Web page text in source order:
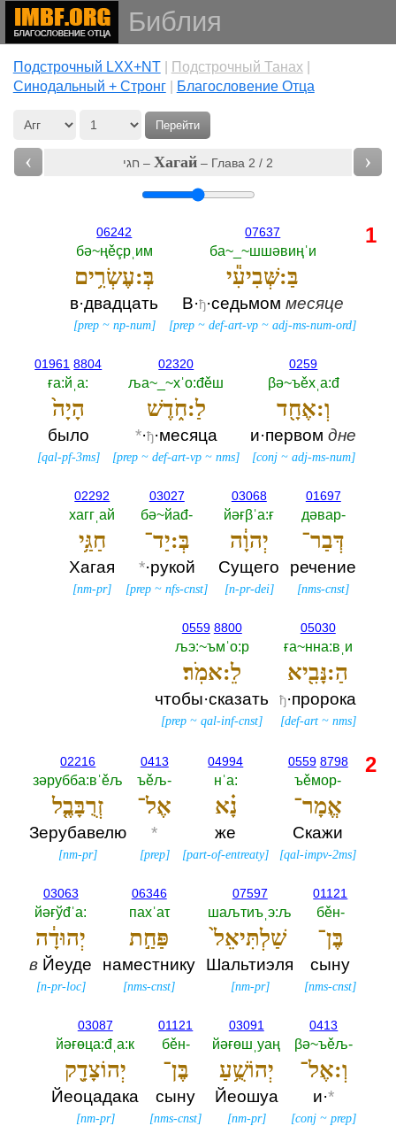
Библия
Подстрочный LXX+NT| Подстрочный Танах
Cинодальный + Стронг| Благословение Отца
Перейти
‹ חגי – Хагай– Глава 2 / 2 ›
07637
ба~_~шшәвиңˈи
בַּ:שְּׁבִיעִ֕י
В·ђ·седьмом месяце
[prep ~def-art-vp ~adj-ms-num-ord]
06242
бә~ңěçрˌим
בְּ:עֶשְׂרִ֥ים
в·двадцать
[prep~ np-num]
0259
βә~ъěхˌа:đ
וְ:אֶחָ֖ד
и·первомдне
[conj~ adj-ms-num]
02320
ља~_~хˈо:đěш
לַ:חֹ֑דֶשׁ
*·ђ·месяца
[prep ~def-art-vp ~nms]
01961 8804
ға:йˌа:‎
הָיָה֙
было
[qal-pf-3ms]
01697
дәвар-‎
דְּבַר־
речение
[nms-cnst]
03068
йәғβˈа:ғ
יְהוָ֔ה
Сущего
[n-pr-dei]
03027
бә~йаđ-‎
בְּ:יַד־
*·рукой
[prep ~nfs-cnst]
02292
хаггˌай
חַגַּ֥י
Хагая
[nm-pr]
05030
ға~нна:вˌи
הַ:נָּבִ֖יא
ђ·пророка
[def-art~ nms]
0559 8800
љэ:~ъмˈо:р
לֵ:אמֹֽר׃
чтобы·сказать
[prep ~qal-inf-cnst]
1
0559 8798
ъěмор-‎
אֱמָר־
Скажи
[qal-impv-2ms]
04994
нˈа:‎
נָ֗א
же
[part-of-entreaty]
0413
ъěљ-‎
אֶל־
*
[prep]
02216
зәрубба:вˈěљ
זְרֻבָּבֶ֤ל
Зерубавелю
[nm-pr]
01121
бěн-‎
בֶּן־
сыну
[nms-cnst]
07597
шаљтиъˌэ:љ
שַׁלְתִּיאֵל֙
Шальтиэля
[nm-pr]
06346
пахˈаτ
פַּחַ֣ת
наместнику
[nms-cnst]
03063
йәғўđˈа:‎
יְהוּדָ֔ה
в Йеуде
[n-pr-loc]
0413
βә~ъěљ-‎
וְ:אֶל־
и·*
[conj ~prep]
03091
йәғөшˌуаң
יְהוֹשֻׁ֥עַ
Йеошуа
[nm-pr]
01121
бěн-‎
בֶּן־
сыну
[nms-cnst]
03087
йәғөца:đˌа:к
יְהוֹצָדָ֖ק
Йеоцадака
[nm-pr]
2